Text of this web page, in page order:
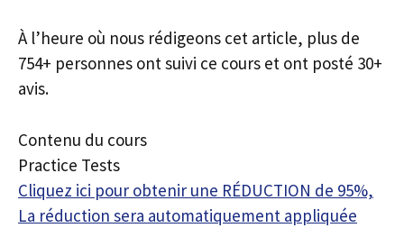
À l’heure où nous rédigeons cet article, plus de
754+ personnes ont suivi ce cours et ont posté 30+
avis.
Contenu du cours
Practice Tests
Cliquez ici pour obtenir une RÉDUCTION de 95%,
La réduction sera automatiquement appliquée